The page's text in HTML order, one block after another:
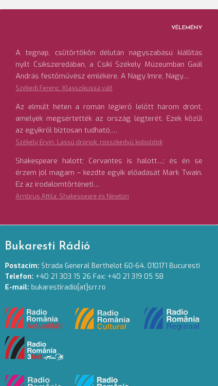
VÉLEMÉNY
A tegnap, csütörtökön délután nagyszabású kiállítás
nyílt Csíkszeredában, a Csíki Székely Múzeumban Gaál
András festőművész emlékére. A Nagy Imre, Nagy…
Székedi Ferenc: Klasszikussá vált
Az elmúlt héten a román légierő lelőtt három drónt,
amelyek megsértették az ország légterét. Ezek közül
az egyikről biztosan tudható,…
Székely Ervin: Lassú drónok, rosszkedvű koboldok
Shakespeare halott; Cervantes is halott…; és én se
érzem jól magam – kezdte egyik előadását Mark Twain.
Ez az irodalomtörténeti…
Ambrus Attila: Shakespeare és Newton
Bukaresti Rádió
Postacím: Strada General Berthelot 60-64. 010171 Bucuresti
Telefon: +40 21 303 15 26 Fax: +40 21 319 05 58
E-mail: bukarestiradio[at]srr.ro